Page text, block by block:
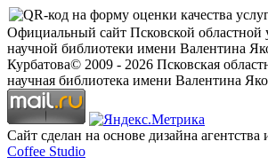
Официальный сайт Псковской областной
научной библиотеки имени Валентина
Курбатова© 2009 - 2026 Псковская
научная библиотека имени Валентина
Сайт сделан на основе дизайна
Coffee Studio